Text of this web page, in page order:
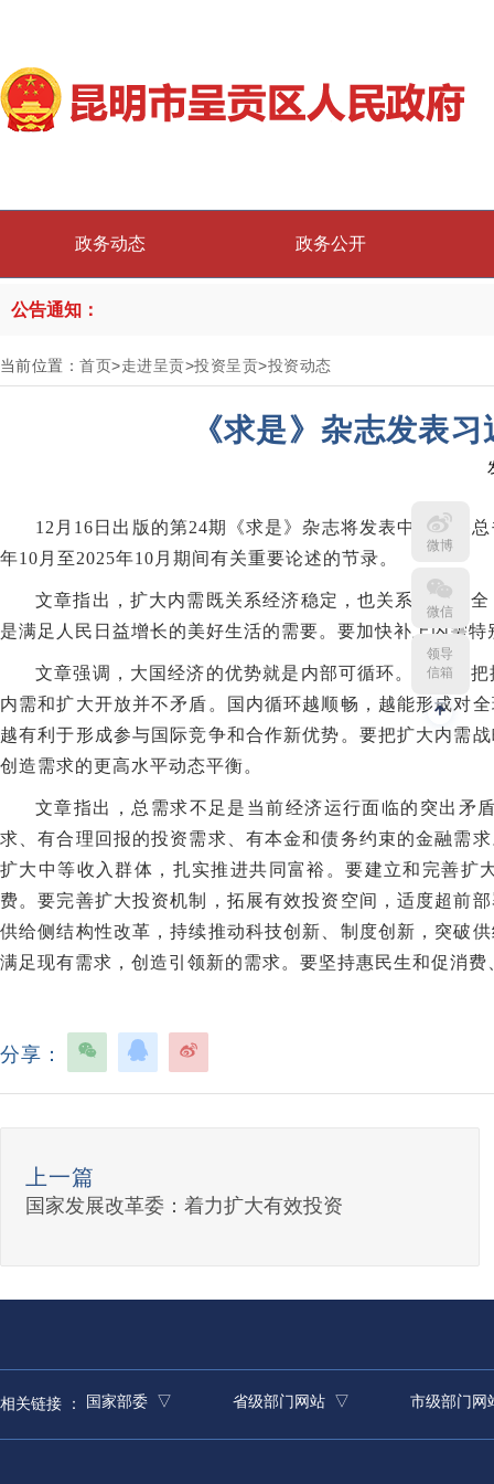
政务动态 政务公开
公告通知：
微博
微信
领导
信箱
当前位置：首页>走进呈贡>投资呈贡>投资动态
《求是》杂志发表
12月16日出版的第24期《求是》杂志将发表中共中央
年10月至2025年10月期间有关重要论述的节录。
文章指出，扩大内需既关系经济稳定，也关系经济安
是满足人民日益增长的美好生活的需要。要加快补上内需
文章强调，大国经济的优势就是内部可循环。要牢牢
内需和扩大开放并不矛盾。国内循环越顺畅，越能形成对
越有利于形成参与国际竞争和合作新优势。要把扩大内需
创造需求的更高水平动态平衡。
文章指出，总需求不足是当前经济运行面临的突出矛
求、有合理回报的投资需求、有本金和债务约束的金融需
扩大中等收入群体，扎实推进共同富裕。要建立和完善
费。要完善扩大投资机制，拓展有效投资空间，适度超前
供给侧结构性改革，持续推动科技创新、制度创新，突破
满足现有需求，创造引领新的需求。要坚持惠民生和促消
分享：
上一篇
国家发展改革委：着力扩大有效投资
相关链接 ： 国家部委 ▽ 省级部门网站 ▽ 市级部门